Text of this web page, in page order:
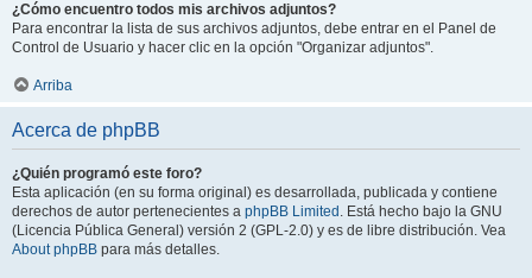
¿Cómo encuentro todos mis archivos adjuntos?
Para encontrar la lista de sus archivos adjuntos, debe entrar en el Panel de
Control de Usuario y hacer clic en la opción "Organizar adjuntos".
Arriba
Acerca de phpBB
¿Quién programó este foro?
Esta aplicación (en su forma original) es desarrollada, publicada y contiene
derechos de autor pertenecientes a phpBB Limited . Está hecho bajo la GNU
(Licencia Pública General) versión 2 (GPL-2.0) y es de libre distribución. Vea
About phpBB para más detalles.